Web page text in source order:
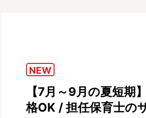
NEW
【7月～9月の夏短期
格OK / 担任保育士の
私立認可保育園
認可外保育園